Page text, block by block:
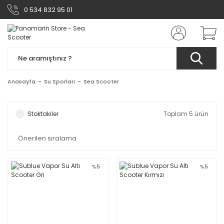
0 534 832 95 01
Anasayfa Su Sporları Sea Scooter
Stoktakiler Toplam 5 ürün
%5 %5